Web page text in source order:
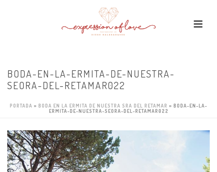
BODA-EN-LA-ERMITA-DE-NUESTRA-
SEORA-DEL-RETAMAR022
PORTADA » BODA EN LA ERMITA DE NUESTRA SRA DEL RETAMAR » BODA-EN-LA-
ERMITA-DE-NUESTRA-SEORA-DEL-RETAMAR022